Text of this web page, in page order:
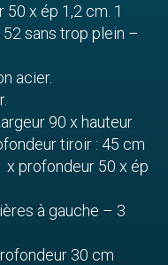
x ép 1,2 cm. 1
sans trop plein –
acier.
90 x hauteur
tiroir : 45 cm
x profondeur 50 x ép
à gauche – 3
30 cm